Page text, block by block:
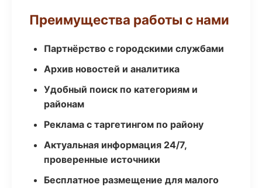
Преимущества работы с нами
Партнёрство с городскими службами
Архив новостей и аналитика
Удобный поиск по категориям и
районам
Реклама с таргетингом по району
Актуальная информация 24/7,
проверенные источники
Бесплатное размещение для малого